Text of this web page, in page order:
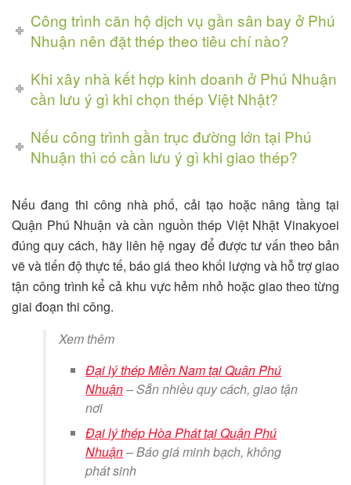
Công trình căn hộ dịch vụ gần sân bay ở Phú
Nhuận nên đặt thép theo tiêu chí nào?
Khi xây nhà kết hợp kinh doanh ở Phú Nhuận
cần lưu ý gì khi chọn thép Việt Nhật?
Nếu công trình gần trục đường lớn tại Phú
Nhuận thì có cần lưu ý gì khi giao thép?
Nếu đang thi công nhà phố, cải tạo hoặc nâng tầng tại
Quận Phú Nhuận và cần nguồn thép Việt Nhật Vinakyoei
đúng quy cách, hãy liên hệ ngay để được tư vấn theo bản
vẽ và tiến độ thực tế, báo giá theo khối lượng và hỗ trợ giao
tận công trình kể cả khu vực hẻm nhỏ hoặc giao theo từng
giai đoạn thi công.
Xem thêm
Đại lý thép Miền Nam tại Quận Phú
Nhuận– Sẵn nhiều quy cách, giao tận
nơi
Đại lý thép Hòa Phát tại Quận Phú
Nhuận– Báo giá minh bạch, không
phát sinh